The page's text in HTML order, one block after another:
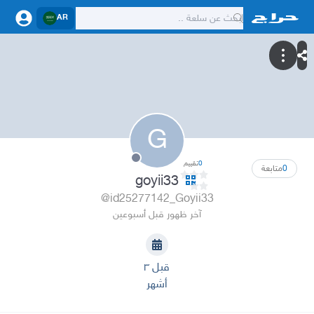
AR
G
0متابعة 0تقييم
goyii33
@id25277142_Goyii33
آخر ظهور قبل أسبوعين
قبل ٣
أشهر